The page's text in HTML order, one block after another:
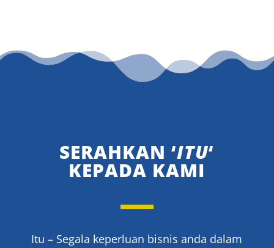
SERAHKAN ‘ITU‘
KEPADA KAMI
Itu – Segala keperluan bisnis anda dalam